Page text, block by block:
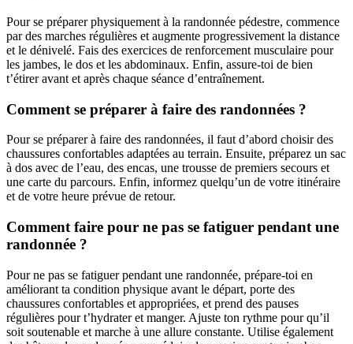
Pour se préparer physiquement à la randonnée pédestre, commence
par des marches régulières et augmente progressivement la distance
et le dénivelé. Fais des exercices de renforcement musculaire pour
les jambes, le dos et les abdominaux. Enfin, assure-toi de bien
t’étirer avant et après chaque séance d’entraînement.
Comment se préparer à faire des randonnées ?
Pour se préparer à faire des randonnées, il faut d’abord choisir des
chaussures confortables adaptées au terrain. Ensuite, préparez un sac
à dos avec de l’eau, des encas, une trousse de premiers secours et
une carte du parcours. Enfin, informez quelqu’un de votre itinéraire
et de votre heure prévue de retour.
Comment faire pour ne pas se fatiguer pendant une
randonnée ?
Pour ne pas se fatiguer pendant une randonnée, prépare-toi en
améliorant ta condition physique avant le départ, porte des
chaussures confortables et appropriées, et prend des pauses
régulières pour t’hydrater et manger. Ajuste ton rythme pour qu’il
soit soutenable et marche à une allure constante. Utilise également